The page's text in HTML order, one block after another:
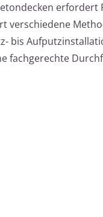
verschiedene
bis
fachgerechte